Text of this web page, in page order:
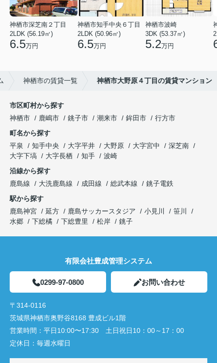
神栖市深芝南２丁目
2LDK (56.19㎡)
6.5万円
神栖市知手中央６丁目
2LDK (50.96㎡)
6.5万円
神栖市波崎
3DK (53.37㎡)
5.2万円
神栖市の賃貸一覧 神栖市大野原４丁目の賃貸マンション
市区町村から探す
神栖市
鹿嶋市 銚子市 潮来市 鉾田市
行方市
町名から探す
平泉
知手中央 大字平井 大野原 大字宮中
深芝南
大字下塙
大字長栖 知手
波崎
沿線から探す
鹿島線
大洗鹿島線 成田線 総武本線
銚子電鉄
駅から探す
鹿島神宮
延方 鹿島サッカースタジア 小見川
笹川
水郷
下総橘 下総豊里 松岸 銚子
有限会社豊成管理システム
0299-97-0800 お問い合わせ
〒314-0116
茨城県神栖市奥野谷8168 豊成ビル1階
営業時間： 平日10:00〜17:30 土日祝日10：00～17：00
定休日： 毎週水曜日